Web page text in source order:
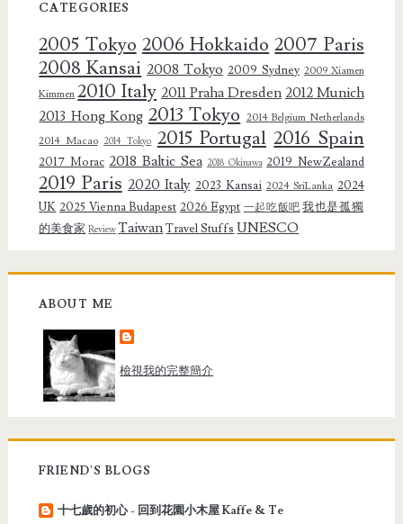
CATEGORIES
2005 Tokyo 2006 Hokkaido 2007 Paris
2008 Kansai 2008 Tokyo 2009 Sydney 2009 Xiamen
Kimmen 2010 Italy 2011 Praha Dresden 2012 Munich
2013 Hong Kong 2013 Tokyo 2014 Belgium Netherlands
2014 Macao 2014 Tokyo 2015 Portugal 2016 Spain
2017 Morac 2018 Baltic Sea 2018 Okinawa 2019 NewZealand
2019 Paris 2020 Italy 2023 Kansai 2024 SriLanka 2024
UK 2025 Vienna Budapest 2026 Egypt 一起吃飯吧 我也是孤獨
的美食家 ReviewTaiwan Travel Stuffs UNESCO
ABOUT ME
檢視我的完整簡介
FRIEND'S BLOGS
十七歲的初心 - 回到花園小木屋 Kaffe & Te